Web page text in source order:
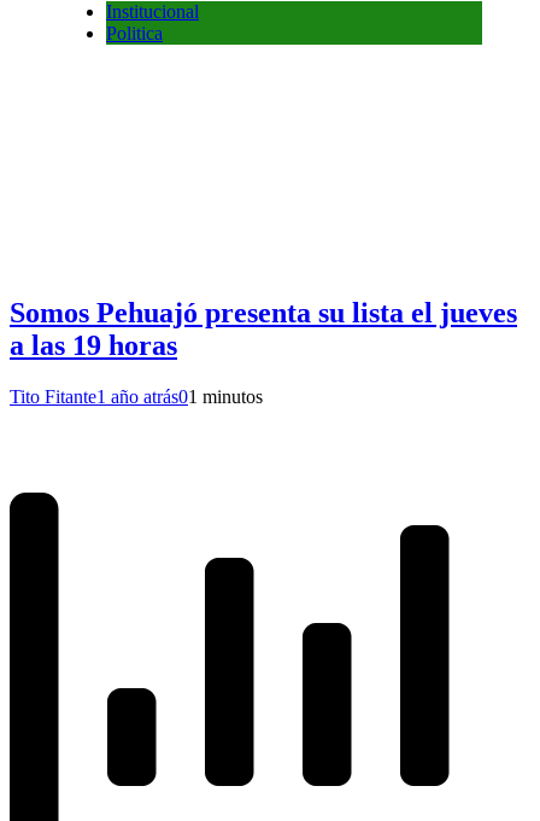
Institucional
Politica
Somos Pehuajó presenta su lista el jueves
a las 19 horas
Tito Fitante1 año atrás01 minutos